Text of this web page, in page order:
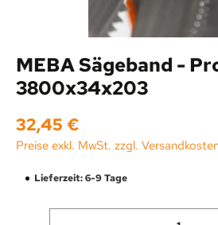
MEBA Sägeband -
3800x34x203
Regulärer Preis:
32,45 €
Preise exkl. MwSt. zzgl.
Lieferzeit: 6-9 Tage
Produkt Anzahl: Gib den